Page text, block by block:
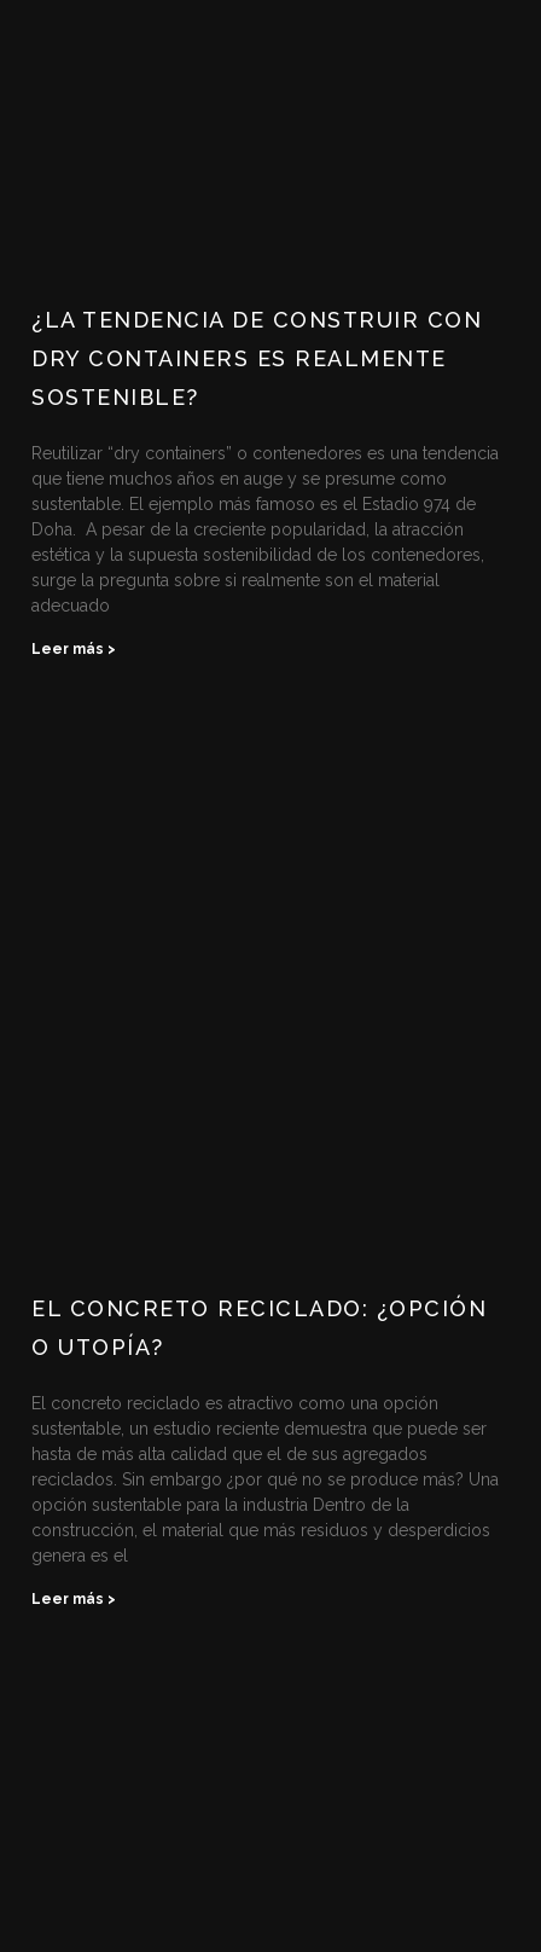
¿LA TENDENCIA DE CONSTRUIR CON
DRY CONTAINERS ES REALMENTE
SOSTENIBLE?
Reutilizar “dry containers” o contenedores es una tendencia
que tiene muchos años en auge y se presume como
sustentable. El ejemplo más famoso es el Estadio 974 de
Doha. A pesar de la creciente popularidad, la atracción
estética y la supuesta sostenibilidad de los contenedores,
surge la pregunta sobre si realmente son el material
adecuado
Leer más >
EL CONCRETO RECICLADO: ¿OPCIÓN
O UTOPÍA?
El concreto reciclado es atractivo como una opción
sustentable, un estudio reciente demuestra que puede ser
hasta de más alta calidad que el de sus agregados
reciclados. Sin embargo ¿por qué no se produce más? Una
opción sustentable para la industria Dentro de la
construcción, el material que más residuos y desperdicios
genera es el
Leer más >